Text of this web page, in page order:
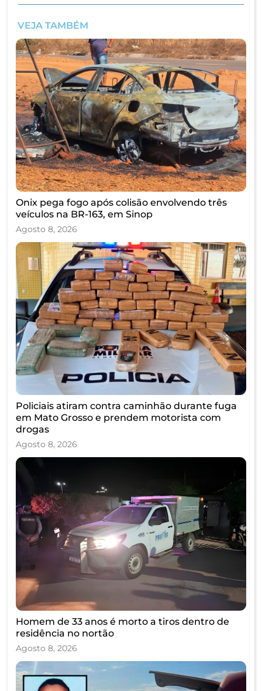
VEJA TAMBÉM
Onix pega fogo após colisão envolvendo três
veículos na BR-163, em Sinop
Agosto 8, 2026
Policiais atiram contra caminhão durante fuga
em Mato Grosso e prendem motorista com
drogas
Agosto 8, 2026
Homem de 33 anos é morto a tiros dentro de
residência no nortão
Agosto 8, 2026